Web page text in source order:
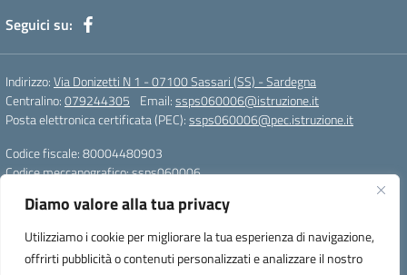
Diamo valore alla tua privacy
Utilizziamo i cookie per migliorare la tua esperienza di navigazione,
offrirti pubblicità o contenuti personalizzati e analizzare il nostro
Seguici su:
Indirizzo:Via Donizetti N 1 - 07100 Sassari (SS) - Sardegna
Centralino:079244305 Email:ssps060006@istruzione.it
Posta elettronica certificata (PEC):ssps060006@pec.istruzione.it
Codice fiscale: 80004480903
Codice meccanografico:ssps060006
Codice unico di fatturazione (CUF): UFZDAC
TU - 522 - 0316743 LS G. MARCONI SS IBAN
IT72S0101517208000070058412